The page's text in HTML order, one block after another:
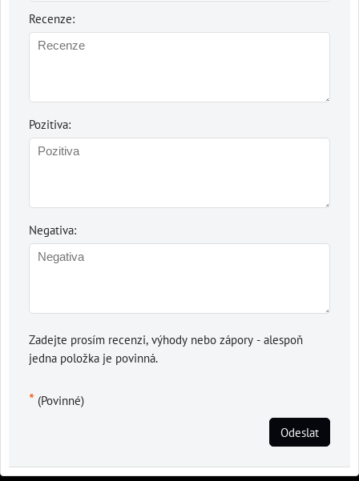
Recenze:
Pozitiva:
Negativa:
Zadejte prosím recenzi, výhody nebo zápory - alespoň
jedna položka je povinná.
* (Povinné)
Odeslat